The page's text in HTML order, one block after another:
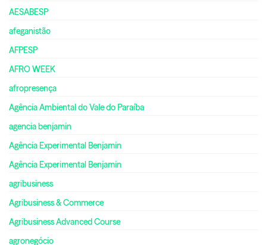
AESABESP
afeganistão
AFPESP
AFRO WEEK
afropresença
Agência Ambiental do Vale do Paraíba
agencia benjamin
Agência Experimental Benjamin
Agência Experimental Benjamin
agribusiness
Agribusiness & Commerce
Agribusiness Advanced Course
agronegócio